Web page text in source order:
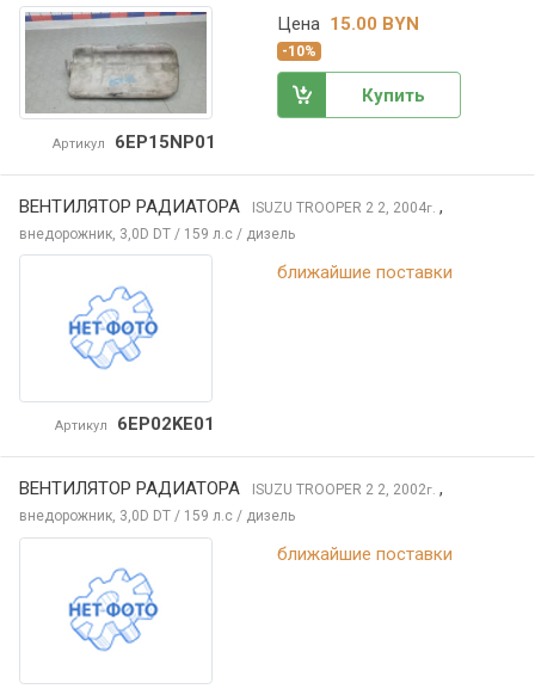
Артикул 6EP15NP01
Цена 15.00 BYN
-10%
Купить
ВЕНТИЛЯТОР РАДИАТОРА ISUZU TROOPER 2 2, 2004г. ,
внедорожник, 3,0D DT / 159 л.с / дизель
Артикул 6EP02KE01
ближайшие поставки
ВЕНТИЛЯТОР РАДИАТОРА ISUZU TROOPER 2 2, 2002г. ,
внедорожник, 3,0D DT / 159 л.с / дизель
ближайшие поставки